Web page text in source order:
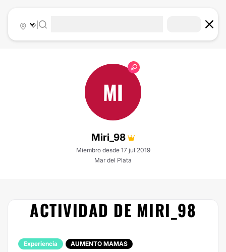
|
MI
Miri_98
Miembro desde 17 jul 2019
Mar del Plata
ACTIVIDAD DE MIRI_98
Experiencia AUMENTO MAMAS